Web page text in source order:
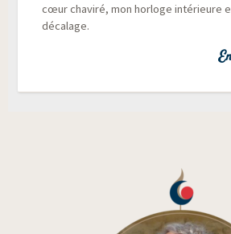
cœur cha­vi­ré, mon hor­loge inté­rieure
décalage.